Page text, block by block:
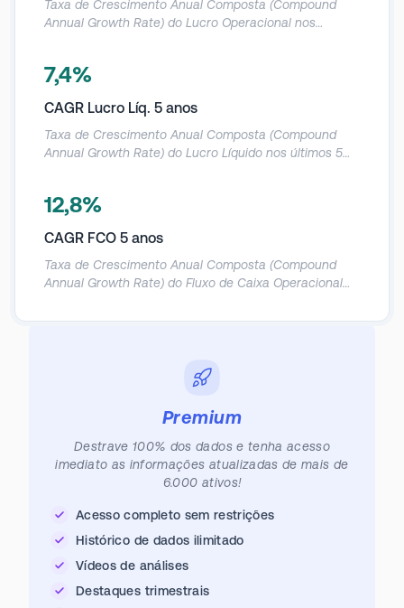
Taxa de Crescimento Anual Composta (Compound
Annual Growth Rate) do Lucro Operacional nos
7,4%
CAGR Lucro Líq. 5 anos
Taxa de Crescimento Anual Composta (Compound
Annual Growth Rate) do Lucro Líquido nos últimos 5
12,8%
CAGR FCO 5 anos
Taxa de Crescimento Anual Composta (Compound
Annual Growth Rate) do Fluxo de Caixa Operacional
Premium
Destrave 100% dos dados e tenha acesso
imediato as informações atualizadas de mais de
6.000 ativos!
Acesso completo sem restrições
Histórico de dados ilimitado
Vídeos de análises
Destaques trimestrais